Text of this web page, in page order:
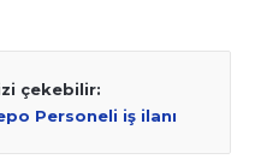
çekebilir:
Personeli iş ilanı